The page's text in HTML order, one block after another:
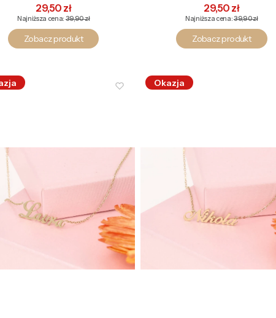
Cena promocyjna
29,50 zł
Najniższa cena: 39,90 zł
Zobacz produkt
Cena promocyjna
29,50 zł
Najniższa cena:39,90 zł
Zobacz produkt
Okazja